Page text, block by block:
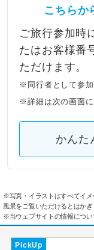
こちらか
ご旅行参加時
たはお客様番
ただけます。
※同行者として参加
※詳細は次の画面に
かんた
※写真・イラストはすべてイ
風景をご覧いただけるとはか
※当ウェブサイトの情報につい
PickUp